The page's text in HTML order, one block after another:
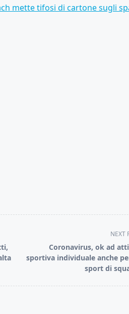
mette tifosi di cartone sugli
NEXT
Coronavirus, ok ad
sportiva individuale anche
sport di